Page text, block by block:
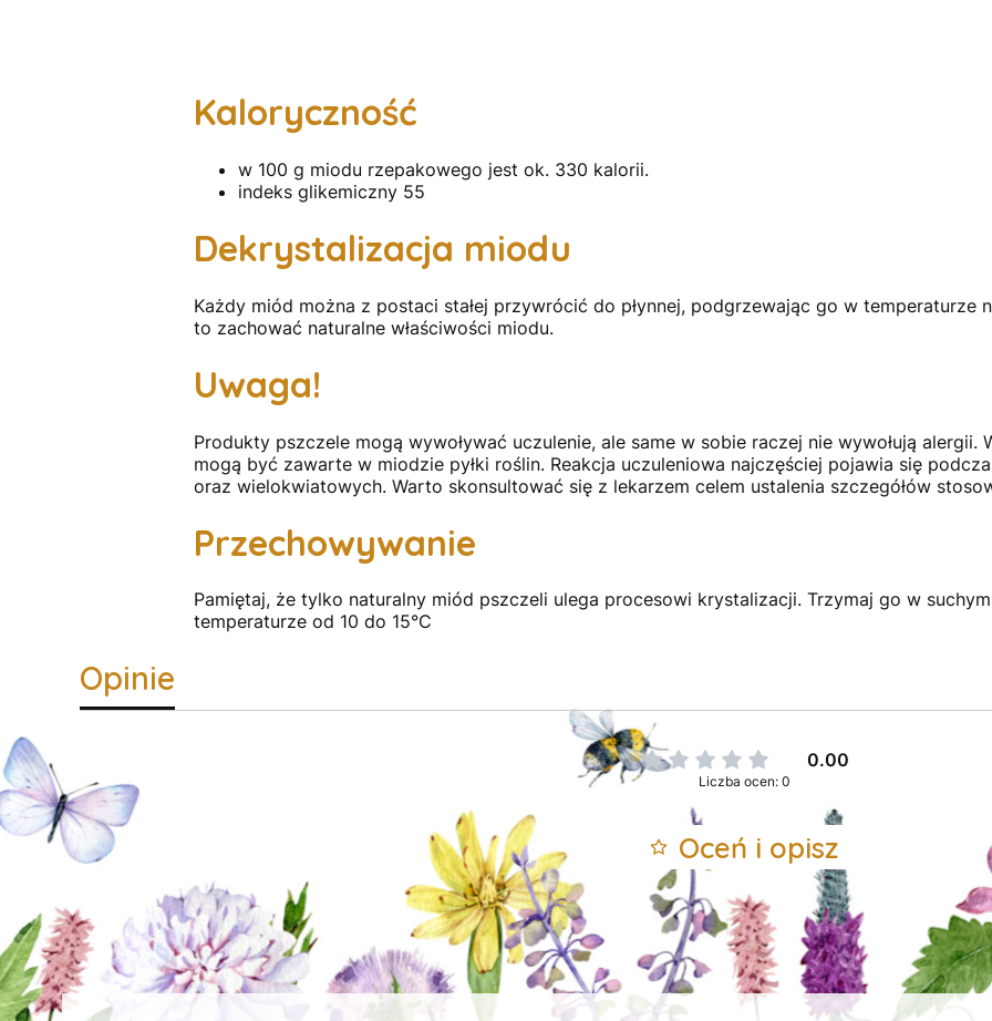
Kaloryczność
w 100 g miodu rzepakowego jest ok. 330 kalorii.
indeks glikemiczny 55
Dekrystalizacja miodu
Każdy miód można z postaci stałej przywrócić do płynnej, podgrzewając go w temperaturze
to zachować naturalne właściwości miodu.
Uwaga!
Produkty pszczele mogą wywoływać uczulenie, ale same w sobie raczej nie wywołują
mogą być zawarte w miodzie pyłki roślin. Reakcja uczuleniowa najczęściej pojawia się
oraz wielokwiatowych. Warto skonsultować się z lekarzem celem ustalenia szczegółów
Przechowywanie
Pamiętaj, że tylko naturalny miód pszczeli ulega procesowi krystalizacji. Trzymaj go w
temperaturze od 10 do 15°C
Opinie
0.00
Liczba ocen: 0
Oceń i opisz